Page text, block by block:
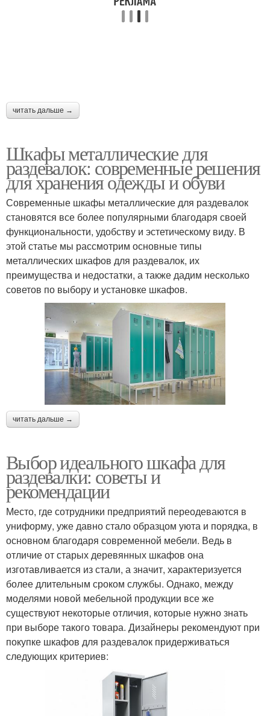
читать дальше →
Шкафы металлические для
раздевалок: современные решения
для хранения одежды и обуви
Современные шкафы металлические для раздевалок
становятся все более популярными благодаря своей
функциональности, удобству и эстетическому виду. В
этой статье мы рассмотрим основные типы
металлических шкафов для раздевалок, их
преимущества и недостатки, а также дадим несколько
советов по выбору и установке шкафов.
читать дальше →
Выбор идеального шкафа для
раздевалки: советы и
рекомендации
Место, где сотрудники предприятий переодеваются в
униформу, уже давно стало образцом уюта и порядка, в
основном благодаря современной мебели. Ведь в
отличие от старых деревянных шкафов она
изготавливается из стали, а значит, характеризуется
более длительным сроком службы. Однако, между
моделями новой мебельной продукции все же
существуют некоторые отличия, которые нужно знать
при выборе такого товара. Дизайнеры рекомендуют при
покупке шкафов для раздевалок придерживаться
следующих критериев: